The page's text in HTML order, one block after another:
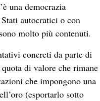
una democrazia
autocratici o con
molto più contenuti.
concreti da parte di
di valore che rimane
che impongono una
(esportarlo sotto